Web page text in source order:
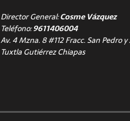
Director General:Cosme Vázquez
Teléfono:9611406004
Av. 4 Mzna. 8 #112 Fracc. San Pedro
Tuxtla Gutiérrez Chiapas